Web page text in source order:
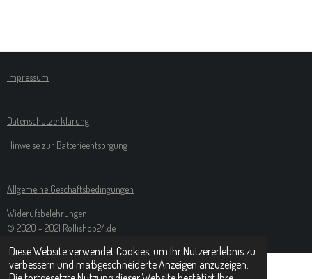
Diese Website verwendet Cookies, um Ihr Nutzererlebnis zu
verbessern und maßgeschneiderte Anzeigen anzuzeigen.
N
N
N
N
Impressum
Datenschutzerklärung
Hinweise zur Batterieentsorgung
Allgemeine Geschäftsbedingungen
Widerufsbelehrungen
© 2020 - 2021 Rollishop24.de